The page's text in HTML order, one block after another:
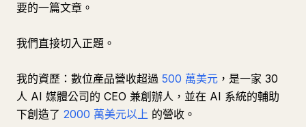
要的一篇文章。
我們直接切入正題。
我的資歷：數位產品營收超過 500 萬美元 ，是一家 30
人 AI 媒體公司的 CEO 兼創辦人，並在 AI 系統的輔助
下創造了 2000 萬美元以上 的營收。